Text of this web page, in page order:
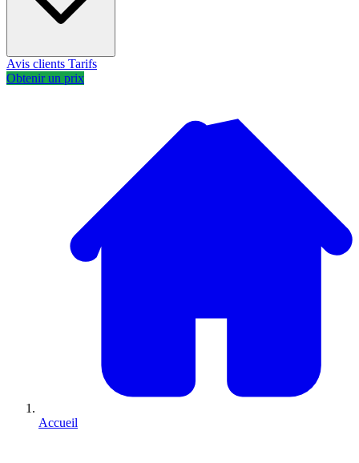
Avis clients Tarifs
Obtenir un prix
Accueil